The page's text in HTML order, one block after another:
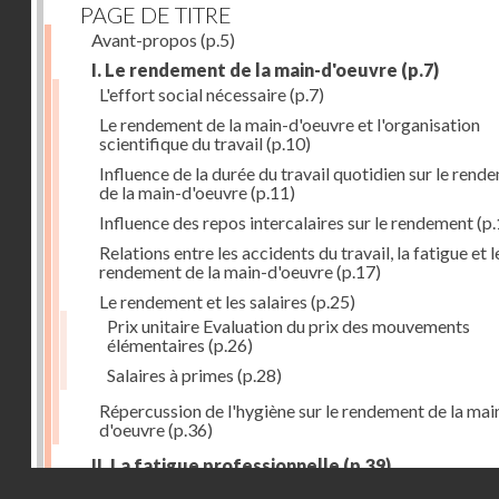
PAGE DE TITRE
Avant-propos (p.5)
I. Le rendement de la main-d'oeuvre (p.7)
L'effort social nécessaire(p.7)
Le rendement de la main-d'oeuvre et l'organisation
scientifique du travail(p.10)
Influence de la durée du travail quotidien sur le
de la main-d'oeuvre(p.11)
Influence des repos intercalaires sur le rendement
Relations entre les accidents du travail, la fatigue et
rendement de la main-d'oeuvre(p.17)
Le rendement et les salaires (p.25)
Prix unitaire Evaluation du prix des mouvements
élémentaires (p.26)
Salaires à primes (p.28)
Répercussion de l'hygiène sur le rendement de la
d'oeuvre(p.36)
II. La fatigue professionnelle(p.39)